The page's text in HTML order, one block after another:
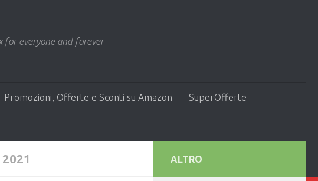
for everyone and forever
Promozioni, Offerte e Sconti su Amazon SuperOfferte
ALTRO